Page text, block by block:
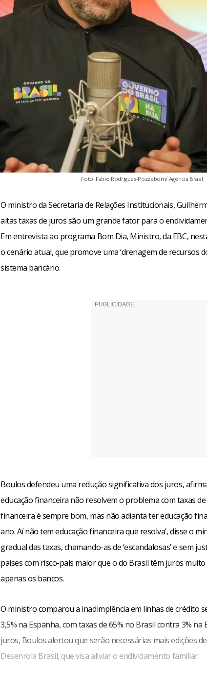
Foto: Fabio Rodrigues-Pozzebom/ Agência Brasil
O ministro da Secretaria de Relações Institucionais,
altas taxas de juros são um grande fator para o
Em entrevista ao programa Bom Dia, Ministro, da EBC,
o cenário atual, que promove uma ‘drenagem de recursos
sistema bancário.
Boulos defendeu uma redução significativa dos juros,
educação financeira não resolvem o problema com taxas de
financeira é sempre bom, mas não adianta ter educação
ano. Aí não tem educação financeira que resolva’, disse o
gradual das taxas, chamando-as de ‘escandalosas’ e sem
países com risco-país maior que o do Brasil têm juros
apenas os bancos.
O ministro comparou a inadimplência em linhas de crédito
3,5% na Espanha, com taxas de 65% no Brasil contra 3% na
juros, Boulos alertou que serão necessárias mais edições
Desenrola Brasil, que visa aliviar o endividamento familiar.